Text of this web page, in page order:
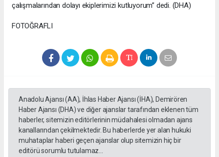
çalışmalarından dolayı ekiplerimizi kutluyorum” dedi. (DHA)
FOTOĞRAFLI
Anadolu Ajansı (AA), İhlas Haber Ajansı (İHA), Demirören
Haber Ajansı (DHA) ve diğer ajanslar tarafından eklenen tüm
haberler, sitemizin editörlerinin müdahalesi olmadan ajans
kanallarından çekilmektedir. Bu haberlerde yer alan hukuki
muhataplar haberi geçen ajanslar olup sitemizin hiç bir
editörü sorumlu tutulamaz...